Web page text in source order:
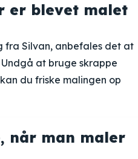
er blevet malet
fra Silvan, anbefales det at
at bruge skrappe
du friske malingen op
når man maler